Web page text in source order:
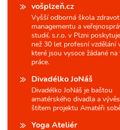
vošplzeň.cz
Vyšší odborná škola
managementu a
studií, s.r.o. v Plzni
než 30 let profesní vzdělání
které jsou vysoce žádané
práce.
Divadélko JoNáš
Divadélko JoNáš je baštou
amatérského divadla a
štítem projektu Amatéři
Yoga Ateliér